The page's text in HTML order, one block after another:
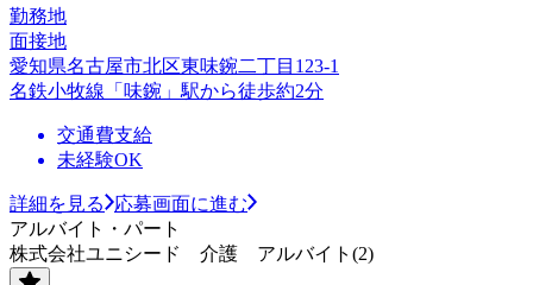
勤務地
面接地
愛知県名古屋市北区東味鋺二丁目123-1
名鉄小牧線「味鋺」駅から徒歩約2分
交通費支給
未経験OK
詳細を見る
応募画面に進む
アルバイト・パート
株式会社ユニシード 介護 アルバイト(2)